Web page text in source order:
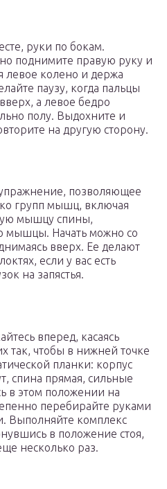
руки по бокам.
поднимите правую руку и
левое колено и держа
паузу, когда пальцы
а левое бедро
полу. Выдохните и
на другую сторону.
позволяющее
групп мышц, включая
мышцу спины,
мышцы. Начать можно со
вверх. Ее делают
если у вас есть
на запястья.
вперед, касаясь
так, чтобы в нижней точке
планки: корпус
спина прямая, сильные
в этом положении на
перебирайте руками
Выполняйте комплекс
в положение стоя,
несколько раз.